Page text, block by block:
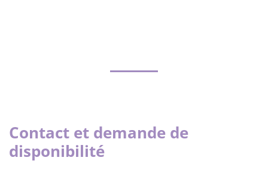
Contact et demande de
disponibilité